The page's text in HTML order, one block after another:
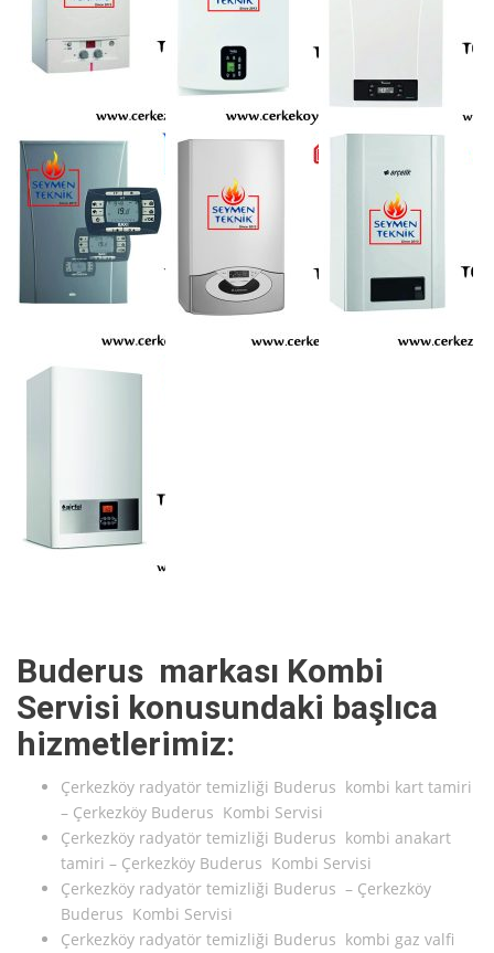
Buderus markası Kombi
Servisi konusundaki başlıca
hizmetlerimiz:
Çerkezköy radyatör temizliği Buderus kombi kart tamiri
– Çerkezköy Buderus Kombi Servisi
Çerkezköy radyatör temizliği Buderus kombi anakart
tamiri – Çerkezköy Buderus Kombi Servisi
Çerkezköy radyatör temizliği Buderus – Çerkezköy
Buderus Kombi Servisi
Çerkezköy radyatör temizliği Buderus kombi gaz valfi